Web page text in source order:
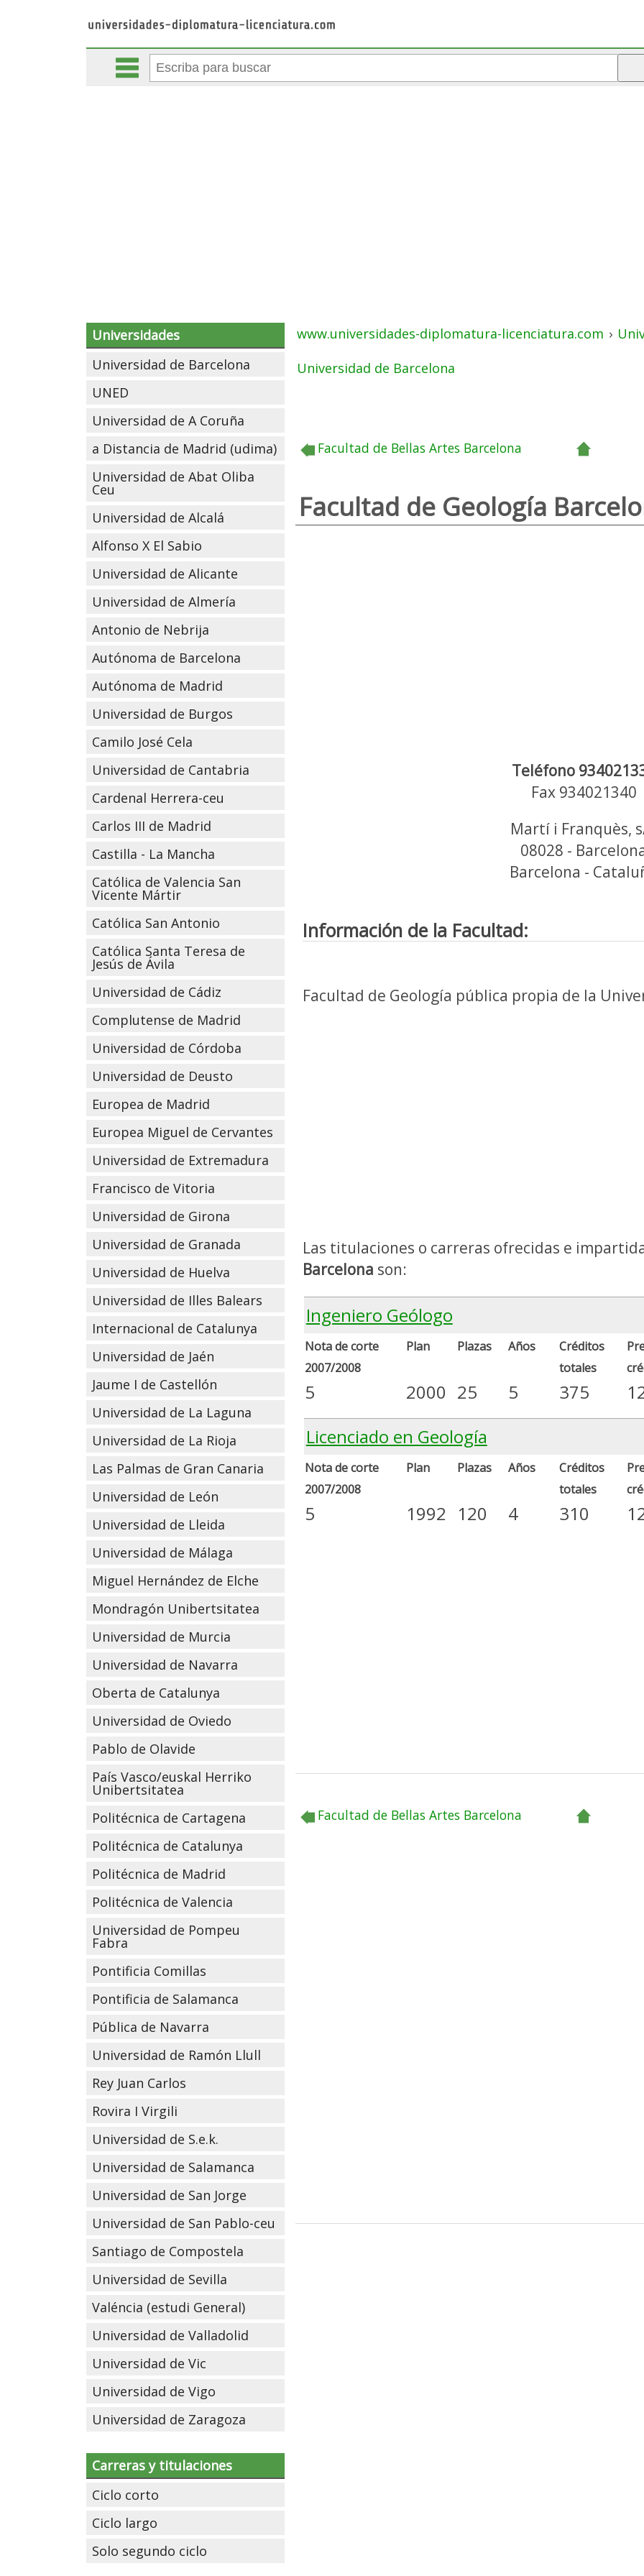
Universidades
Universidad de Barcelona
UNED
Universidad de A Coruña
a Distancia de Madrid (udima)
Universidad de Abat Oliba
Ceu
Universidad de Alcalá
Alfonso X El Sabio
Universidad de Alicante
Universidad de Almería
Antonio de Nebrija
Autónoma de Barcelona
Autónoma de Madrid
Universidad de Burgos
Camilo José Cela
Universidad de Cantabria
Cardenal Herrera-ceu
Carlos III de Madrid
Castilla - La Mancha
Católica de Valencia San
Vicente Mártir
Católica San Antonio
Católica Santa Teresa de
Jesús de Ávila
Universidad de Cádiz
Complutense de Madrid
Universidad de Córdoba
Universidad de Deusto
Europea de Madrid
Europea Miguel de Cervantes
Universidad de Extremadura
Francisco de Vitoria
Universidad de Girona
Universidad de Granada
Universidad de Huelva
Universidad de Illes Balears
Internacional de Catalunya
Universidad de Jaén
Jaume I de Castellón
Universidad de La Laguna
Universidad de La Rioja
Las Palmas de Gran Canaria
Universidad de León
Universidad de Lleida
Universidad de Málaga
Miguel Hernández de Elche
Mondragón Unibertsitatea
Universidad de Murcia
Universidad de Navarra
Oberta de Catalunya
Universidad de Oviedo
Pablo de Olavide
País Vasco/euskal Herriko
Unibertsitatea
Politécnica de Cartagena
Politécnica de Catalunya
Politécnica de Madrid
Politécnica de Valencia
Universidad de Pompeu
Fabra
Pontificia Comillas
Pontificia de Salamanca
Pública de Navarra
Universidad de Ramón Llull
Rey Juan Carlos
Rovira I Virgili
Universidad de S.e.k.
Universidad de Salamanca
Universidad de San Jorge
Universidad de San Pablo-ceu
Santiago de Compostela
Universidad de Sevilla
Valéncia (estudi General)
Universidad de Valladolid
Universidad de Vic
Universidad de Vigo
Universidad de Zaragoza
Carreras y titulaciones
Ciclo corto
Ciclo largo
Solo segundo ciclo
www.universidades-diplomatura-licenciatura.com ›
Universidad de Barcelona
Facultad de Bellas Artes Barcelona
Facultad de Geología
Teléfono
Fax 934021340
Martí i Franquès,
08028 -
Barcelona -
Información de la Facultad:
Facultad de Geología pública propia de la
Las titulaciones o carreras ofrecidas e
Barcelona son:
Ingeniero Geólogo
Nota de corte
2007/2008
Plan Plazas Años
Créditos
totales
5 2000 25 5 375
Licenciado en Geología
Nota de corte
2007/2008
Plan Plazas Años
Créditos
totales
5 1992 120 4 310
Facultad de Bellas Artes Barcelona